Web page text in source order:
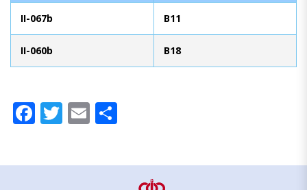
II-067b B11
II-060b B18
Facebook
Twitter
Email